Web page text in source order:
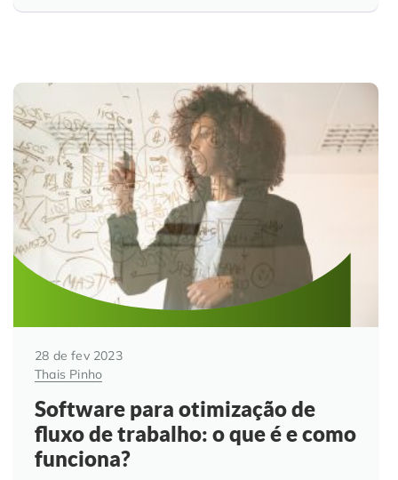
Guarda de Documentos
28 de fev 2023
Thais Pinho
Software para otimização de
fluxo de trabalho: o que é e como
funciona?